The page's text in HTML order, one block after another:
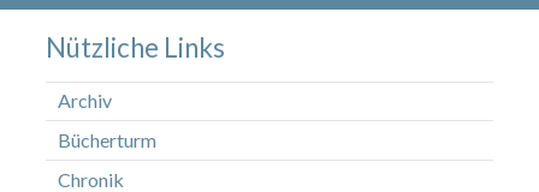
Nützliche Links
Archiv
Bücherturm
Chronik